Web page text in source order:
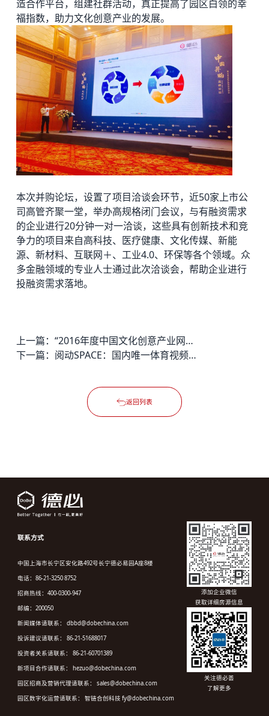
造合作平台，组建社群活动，真正提高了园区白领的幸
福指数，助力文化创意产业的发展。
本次并购论坛，设置了项目洽谈会环节，近50家上市公
司高管齐聚一堂，举办高规格闭门会议，与有融资需求
的企业进行20分钟一对一洽谈，这些具有创新技术和竞
争力的项目来自高科技、医疗健康、文化传媒、新能
源、新材料、互联网＋、工业4.0、环保等各个领域。众
多金融领域的专业人士通过此次洽谈会，帮助企业进行
投融资需求落地。
上一篇：
“2016年度中国文化创意产业网总评榜”出炉 德必园区纷纷获评
下一篇：
阅动SPACE：国内唯一体育视频生产者，牵手园区探索共创
返回列表
联系方式
中国上海市长宁区安化路492号长宁德必易园A座8楼
电话：86-21-3250 8752
招商热线：400-0300-947
邮编：200050
新闻媒体请联系： dbbd@dobechina.com
投诉建议请联系： 86-21-51688017
投资者关系请联系： 86-21-60701389
新项目合作请联系： hezuo@dobechina.com
园区招商及营销代理请联系： sales@dobechina.com
园区数字化运营请联系： 智链合创科技 fy@dobechina.com
添加企业微信
获取详细房源信息
关注德必荟
了解更多